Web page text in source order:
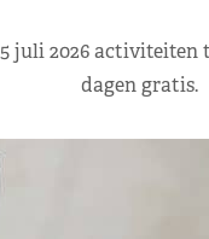
juli 2026
dagen gratis.